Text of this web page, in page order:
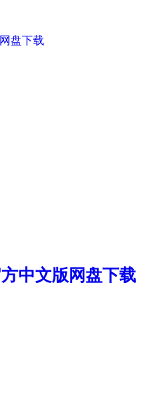
中文版网盘下载